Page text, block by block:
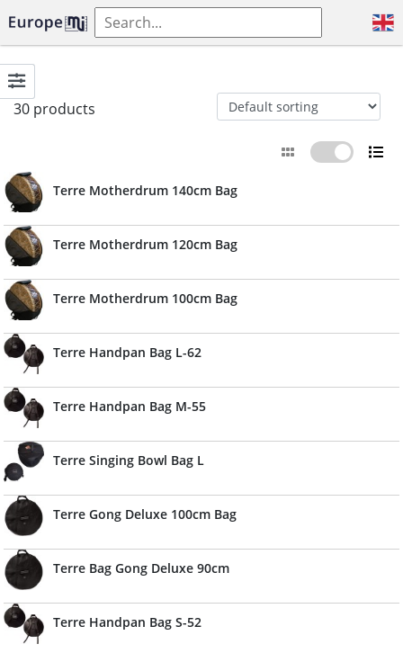
30 products
Terre Motherdrum 140cm Bag
Terre Motherdrum 120cm Bag
Terre Motherdrum 100cm Bag
Terre Handpan Bag L-62
Terre Handpan Bag M-55
Terre Singing Bowl Bag L
Terre Gong Deluxe 100cm Bag
Terre Bag Gong Deluxe 90cm
Terre Handpan Bag S-52